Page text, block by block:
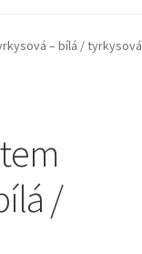
– bílá / tyrkysová
/